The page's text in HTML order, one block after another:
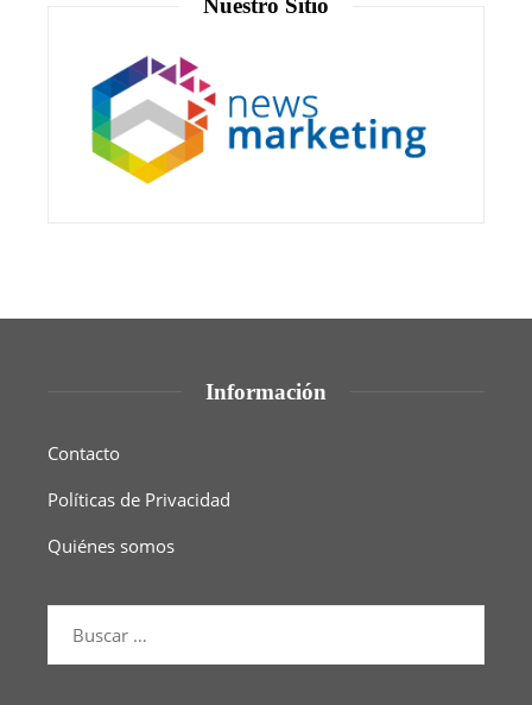
Nuestro Sitio
Información
Contacto
Políticas de Privacidad
Quiénes somos